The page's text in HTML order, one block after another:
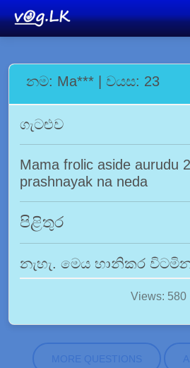
නම: Ma*** | වයස: 23
ගැටළුව
Mama frolic aside aurudu
prashnayak na neda
පිළිතුර
නැහැ. මෙය හානිකර
Views: 580
MORE QUESTIONS